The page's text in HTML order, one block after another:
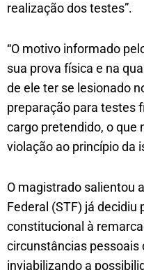
realização dos testes”.
“O motivo informado
sua prova física e na
de ele ter se lesionado
preparação para testes
cargo pretendido, o que
violação ao princípio da
O magistrado salientou
Federal (STF) já
constitucional à
circunstâncias pessoais
inviabilizando a